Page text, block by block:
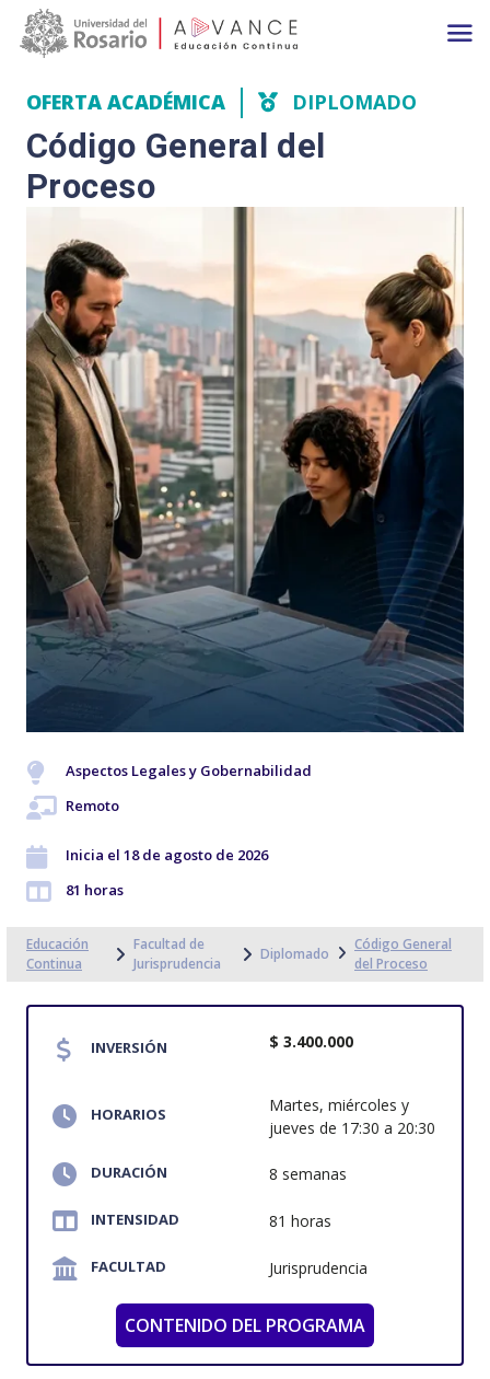
Pasar al contenido principal
Main navigation
OFERTA ACADÉMICA DIPLOMADO
Código General del
Proceso
Aspectos Legales y Gobernabilidad
Remoto
Inicia el 18 de agosto de 2026
81 horas
Educación
Continua
Facultad de
Jurisprudencia
Diplomado
Código General
del Proceso
INVERSIÓN $ 3.400.000
HORARIOS
Martes, miércoles y
jueves de 17:30 a 20:30
DURACIÓN 8 semanas
INTENSIDAD 81 horas
FACULTAD Jurisprudencia
CONTENIDO DEL PROGRAMA